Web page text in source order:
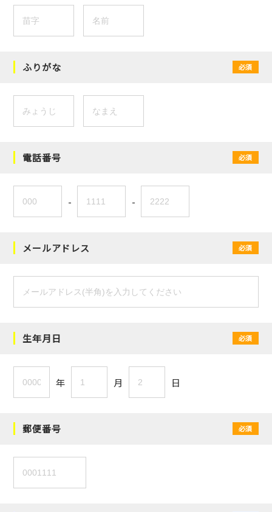
ふりがな 必須
電話番号 必須
- -
メールアドレス 必須
生年月日 必須
年 月 日
郵便番号 必須